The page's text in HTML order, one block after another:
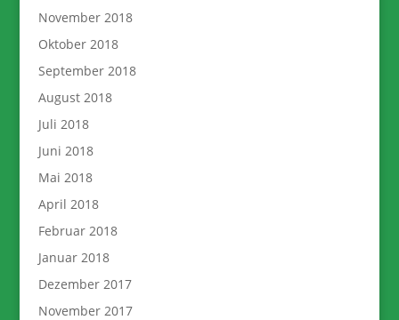
November 2018
Oktober 2018
September 2018
August 2018
Juli 2018
Juni 2018
Mai 2018
April 2018
Februar 2018
Januar 2018
Dezember 2017
November 2017